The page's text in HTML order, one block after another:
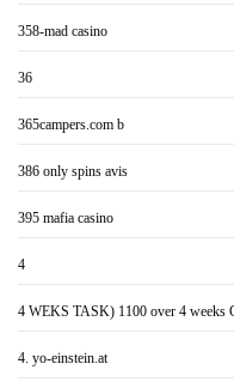
358-mad casino
36
365campers.com b
386 only spins avis
395 mafia casino
4
4 WEKS TASK) 1100 over 4 weeks
4. yo-einstein.at